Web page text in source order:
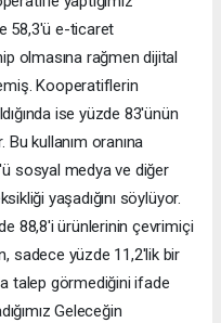
58,3'ü e-ticaret
olmasına rağmen dijital
Kooperatiflerin
ise yüzde 83'ünün
Bu kullanım oranına
sosyal medya ve diğer
yaşadığını söylüyor.
88,8'i ürünlerinin çevrimiçi
sadece yüzde 11,2'lik bir
talep görmediğini ifade
Geleceğin